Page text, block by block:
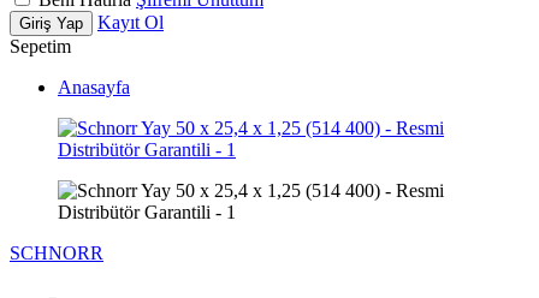
Giriş Yap
Kayıt Ol
Sepetim
Anasayfa
SCHNORR